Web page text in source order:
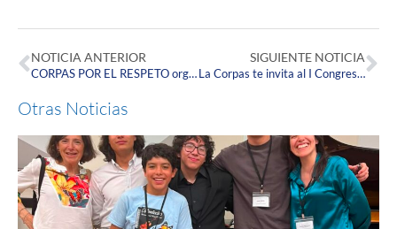
NOTICIA ANTERIOR
CORPAS POR EL RESPETO organizó la charla Hablemos de Género con los Expertos
SIGUIENTE NOTICIA
La Corpas te invita al I Congreso de Calidad de Vida y Permanencia en la Educación Superior: Retos y Transformaciones
Otras Noticias